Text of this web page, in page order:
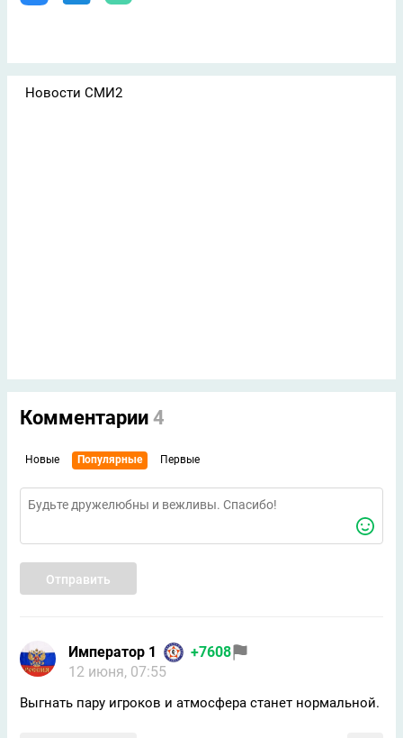
Новости СМИ2
Комментарии 4
Новые Популярные Первые
Отправить
Император 1
+7608
12 июня, 07:55
Выгнать пару игроков и атмосфера станет нормальной.